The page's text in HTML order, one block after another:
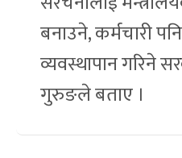
बनाउने, कर्मचारी
व्यवस्थापान गरिने
गुरुङले बताए ।